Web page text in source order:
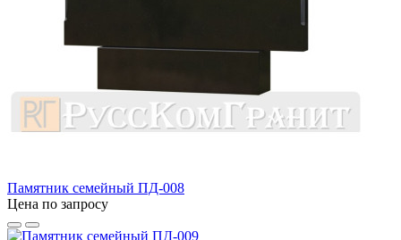
Памятник семейный ПД-008
Цена по запросу